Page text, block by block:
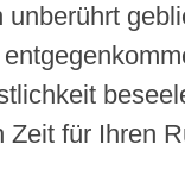
unberührt
Zeit für Ihren